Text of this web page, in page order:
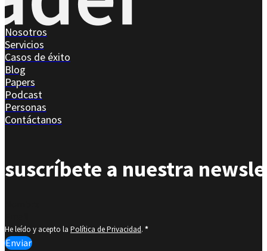
Nosotros
Servicios
Casos de éxito
Blog
Papers
Podcast
Personas
Contáctanos
suscríbete a nuestra
He leído y acepto la Política de Privacidad. *
Enviar